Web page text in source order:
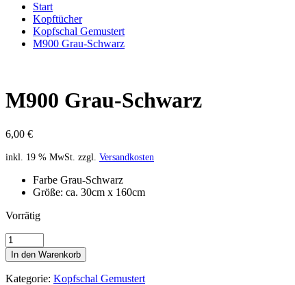
Start
Kopftücher
Kopfschal Gemustert
M900 Grau-Schwarz
M900 Grau-Schwarz
6,00 €
inkl. 19 % MwSt. zzgl. Versandkosten
Farbe Grau-Schwarz
Größe: ca. 30cm x 160cm
Vorrätig
M900
Grau-
Schwarz
Menge
In den Warenkorb
Kategorie: Kopfschal Gemustert